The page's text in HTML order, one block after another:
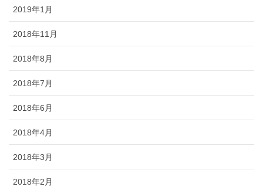
2019年1月
2018年11月
2018年8月
2018年7月
2018年6月
2018年4月
2018年3月
2018年2月